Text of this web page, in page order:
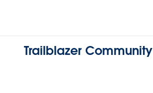
Trailblazer Community